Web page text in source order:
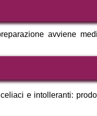
avviene
e intolleranti: